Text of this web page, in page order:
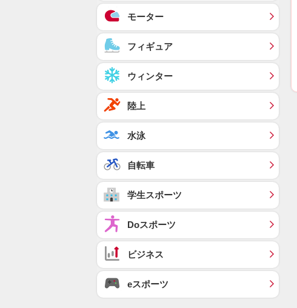
モーター
フィギュア
ウィンター
陸上
水泳
自転車
学生スポーツ
Doスポーツ
ビジネス
eスポーツ